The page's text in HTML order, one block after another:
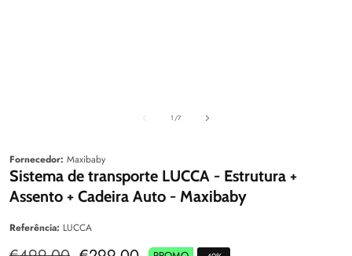
1 /de7
Fornecedor: Maxibaby
Sistema de transporte LUCCA - Estrutura +
Assento + Cadeira Auto - Maxibaby
Referência: LUCCA